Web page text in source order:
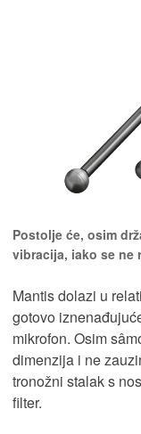
Postolje će, osim
vibracija, iako se ne
Mantis dolazi u
gotovo
mikrofon. Osim
dimenzija i ne
tronožni stalak s
filter.